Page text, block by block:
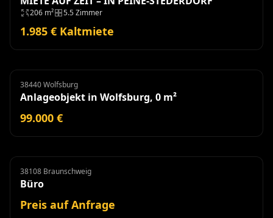
206 m² 5.5 Zimmer
1.985 € Kaltmiete
Anlageobjekt
38440 Wolfsburg
Anlageobjekt in Wolfsburg, 0 m²
99.000 €
Büro Miete
38108 Braunschweig
Büro
Preis auf Anfrage